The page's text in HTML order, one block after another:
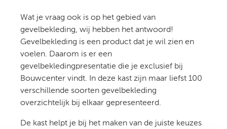
Wat je vraag ook is op het gebied van
gevelbekleding, wij hebben het antwoord!
Gevelbekleding is een product dat je wil zien en
voelen. Daarom is er een
gevelbekledingpresentatie die je exclusief bij
Bouwcenter vindt. In deze kast zijn maar liefst 100
verschillende soorten gevelbekleding
overzichtelijk bij elkaar gepresenteerd.
De kast helpt je bij het maken van de juiste keuzes